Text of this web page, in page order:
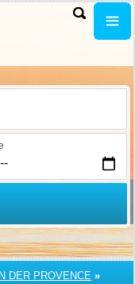
DER PROVENCE »